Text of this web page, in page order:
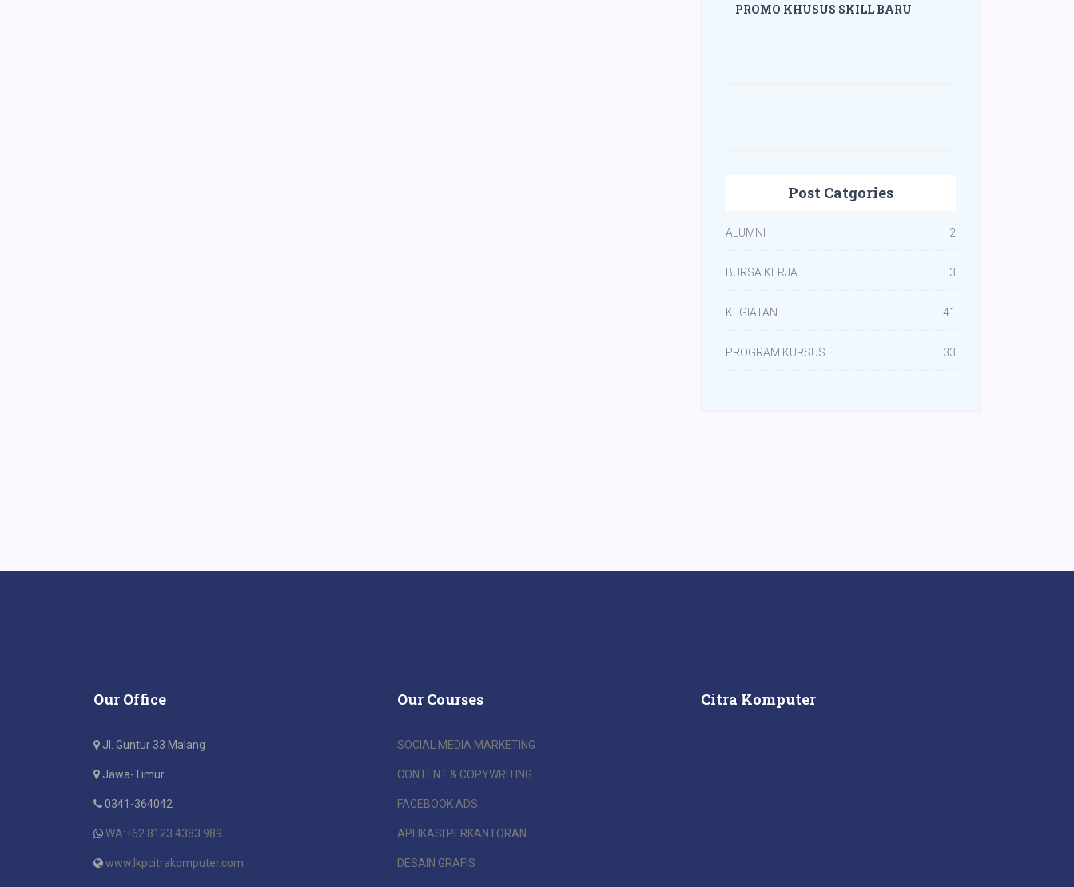
PROMO KHUSUS SKILL BARU
Post Catgories
ALUMNI 2
BURSA KERJA 3
KEGIATAN 41
PROGRAM KURSUS 33
Our Office
Jl. Guntur 33 Malang
Jawa-Timur
0341-364042
WA:+62 8123 4383 989
www.lkpcitrakomputer.com
Our Courses
SOCIAL MEDIA MARKETING
CONTENT & COPYWRITING
FACEBOOK ADS
APLIKASI PERKANTORAN
DESAIN GRAFIS
Citra Komputer